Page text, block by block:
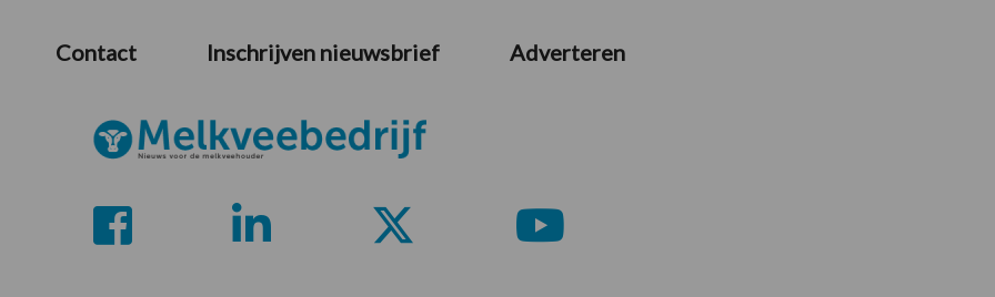
Contact Inschrijven nieuwsbrief Adverteren